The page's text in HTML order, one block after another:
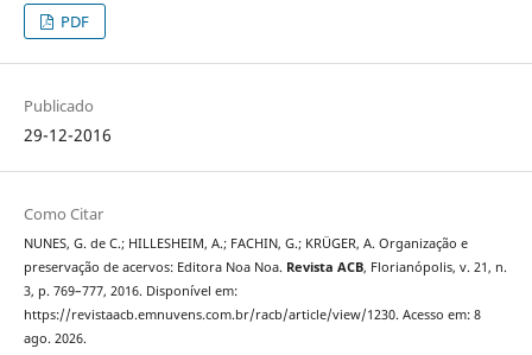
PDF
Publicado
29-12-2016
Como Citar
NUNES, G. de C.; HILLESHEIM, A.; FACHIN, G.; KRÜGER, A. Organização e
preservação de acervos: Editora Noa Noa. Revista ACB, Florianópolis, v. 21, n.
3, p. 769–777, 2016. Disponível em:
https://revistaacb.emnuvens.com.br/racb/article/view/1230. Acesso em: 8
ago. 2026.